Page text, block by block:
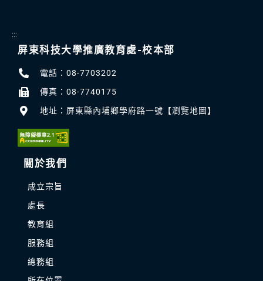
:::
屏東科技大學推廣教育處-校本部
電話：08-7703202
傳真：08-7740175
地址：屏東縣內埔鄉學府路一號【瀏覽地圖】
關於我們
成立宗旨
處長
教育組
服務組
總務組